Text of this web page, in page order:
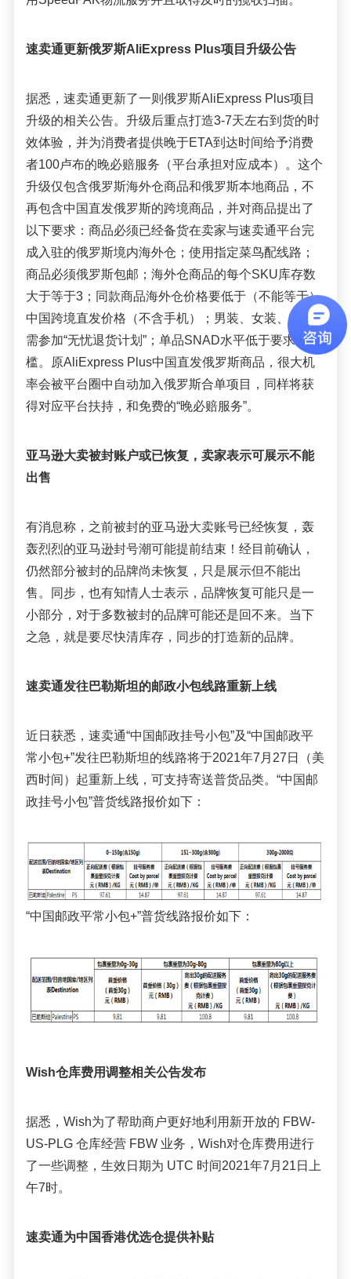
速卖通更新俄罗斯AliExpress Plus项目升级公告
据悉， 速卖通 更新了一则 俄罗斯AliExpress Plus项目
升级的相关公告。升级后重点打造3-7天左右到货的时
效体验，并为消费者提供晚于ETA到达时间给予消费
者100卢布的晚必赔服务（平台承担对应成本）。这个
升级仅包含俄罗斯海外仓商品和俄罗斯本地商品，不
再包含中国直发俄罗斯的跨境商品 ，并对商品提出了
以下要求： 商品必须已经备货在卖家与速卖通平台完
成入驻的俄罗斯境内海外仓 ； 使用指定菜鸟配线路 ；
商品必须俄罗斯包邮 ； 海外仓商品的每个SKU库存数
大于等于3； 同 款商品海外仓价格要低于（不能等于）
中国跨境直发价格（不含手机）
； 男装、女装、鞋子
需参加“无忧退货计划”； 单品SNAD水平低于要求门
槛。 原AliExpress Plus中国直发俄罗斯商品，很大机
率会被平台圈中自动加入俄罗斯合单项目
，同样将获
得对应平台扶持，和免费的“晚必赔服务”。
亚马逊大卖被封账户或已恢复，卖家表示可展示不能
出售
有消息称，之前被封的亚马逊大卖账号已经恢复，轰
轰烈烈的亚马逊封号潮可能提前结束！ 经目前确认，
仍然部分被封的品牌尚未恢复，只是展示但不能出
售。同步，也有知情人士表示，品牌恢复可能只是一
小部分，对于多数被封的品牌可能还是回不来。当下
之急，就是要尽快清库存，同步的打造新的品牌。
速卖通发往巴勒斯坦的邮政小包线路重新上线
近日获悉 ， 速卖通“中国邮政挂号小包”及“中国邮政平
常小包+”发往巴勒斯坦的线路将于2021年7月27日（美
西时间）起重新上线，可支持寄送普货品类。 “中国邮
政挂号小包”普货线路报价如下：
“中国邮政平常小包+”普货线路报价如下：
Wish仓库费用调整相关公告发布
据悉， Wish为了帮助商户更好地利用新开放的 FBW-
US-PLG 仓库经营 FBW 业务，Wish对仓库费用进行
了一些调整，生效日期为 UTC 时间2021年7月21日上
午7时。
速卖通为中国香港优选仓提供补贴